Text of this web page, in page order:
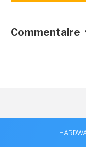
Commentaire